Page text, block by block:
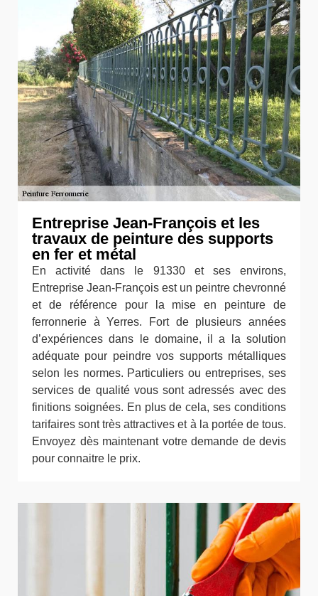
Entreprise Jean-François et les
travaux de peinture des supports
en fer et métal
En activité dans le 91330 et ses environs,
Entreprise Jean-François est un peintre chevronné
et de référence pour la mise en peinture de
ferronnerie à Yerres. Fort de plusieurs années
d’expériences dans le domaine, il a la solution
adéquate pour peindre vos supports métalliques
selon les normes. Particuliers ou entreprises, ses
services de qualité vous sont adressés avec des
finitions soignées. En plus de cela, ses conditions
tarifaires sont très attractives et à la portée de tous.
Envoyez dès maintenant votre demande de devis
pour connaitre le prix.